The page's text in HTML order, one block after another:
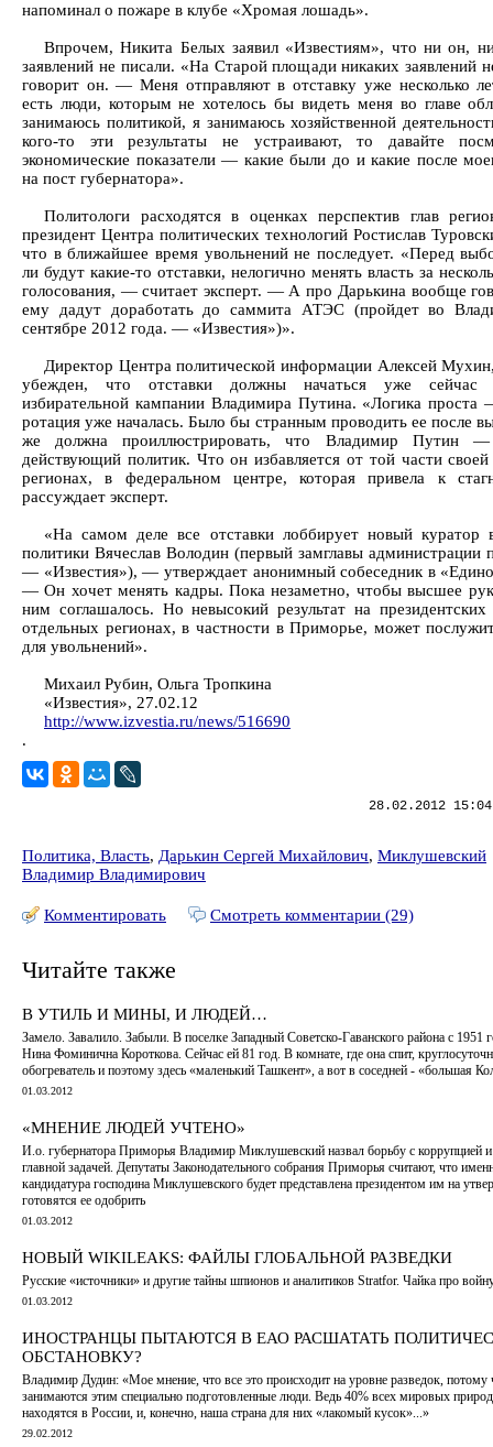
напоминал о пожаре в клубе «Хромая лошадь».
Впрочем, Никита Белых заявил «Известиям», что ни он,
заявлений не писали. «На Старой площади никаких заявлений
говорит он. — Меня отправляют в отставку уже несколько
есть люди, которым не хотелось бы видеть меня во главе
занимаюсь политикой, я занимаюсь хозяйственной
кого-то эти результаты не устраивают, то давайте
экономические показатели — какие были до и какие после
на пост губернатора».
Политологи расходятся в оценках перспектив глав
президент Центра политических технологий Ростислав
что в ближайшее время увольнений не последует. «Перед
ли будут какие-то отставки, нелогично менять власть за
голосования, — считает эксперт. — А про Дарькина вообще
ему дадут доработать до саммита АТЭС (пройдет во
сентябре 2012 года. — «Известия»)».
Директор Центра политической информации Алексей
убежден, что отставки должны начаться уже сейчас
избирательной кампании Владимира Путина. «Логика проста
ротация уже началась. Было бы странным проводить ее после
же должна проиллюстрировать, что Владимир Путин
действующий политик. Что он избавляется от той части
регионах, в федеральном центре, которая привела к
рассуждает эксперт.
«На самом деле все отставки лоббирует новый куратор
политики Вячеслав Володин (первый замглавы администрации
— «Известия»), — утверждает анонимный собеседник в
— Он хочет менять кадры. Пока незаметно, чтобы высшее
ним соглашалось. Но невысокий результат на
отдельных регионах, в частности в Приморье, может
для увольнений».
Михаил Рубин, Ольга Тропкина
«Известия», 27.02.12
http://www.izvestia.ru/news/516690
.
28.02.2012
Политика, Власть, Дарькин Сергей Михайлович, Миклушевский
Владимир Владимирович
Комментировать Смотреть комментарии (29)
Читайте также
В УТИЛЬ И МИНЫ, И ЛЮДЕЙ…
Замело. Завалило. Забыли. В поселке Западный Советско-Гаванского района с 1951
Нина Фоминична Короткова. Сейчас ей 81 год. В комнате, где она спит,
обогреватель и поэтому здесь «маленький Ташкент», а вот в соседней - «большая
01.03.2012
«МНЕНИЕ ЛЮДЕЙ УЧТЕНО»
И.о. губернатора Приморья Владимир Миклушевский назвал борьбу с коррупцией
главной задачей. Депутаты Законодательного собрания Приморья считают, что
кандидатура господина Миклушевского будет представлена президентом им на
готовятся ее одобрить
01.03.2012
НОВЫЙ WIKILEAKS: ФАЙЛЫ ГЛОБАЛЬНОЙ РАЗВЕДКИ
Русские «источники» и другие тайны шпионов и аналитиков Stratfor. Чайка про
01.03.2012
ИНОСТРАНЦЫ ПЫТАЮТСЯ В ЕАО РАСШАТАТЬ
ОБСТАНОВКУ?
Владимир Дудин: «Мое мнение, что все это происходит на уровне разведок, потому
занимаются этим специально подготовленные люди. Ведь 40% всех мировых
находятся в России, и, конечно, наша страна для них «лакомый кусок»...»
29.02.2012